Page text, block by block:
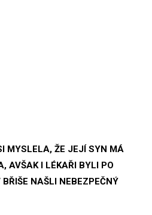
MYSLELA, ŽE JEJÍ SYN MÁ
AVŠAK I LÉKAŘI BYLI PO
NAŠLI NEBEZPEČNÝ